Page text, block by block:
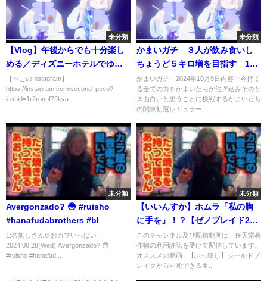
未分類
【Vlog】午後からでも十分楽し
める／ディズニーホテルでゆっ
くりした次の日／2022.1.19東京
ディズニーランドの様子
【ぺこのInstagram】
https://instagram.com/second_peco?
igshid=1r2ronuf79kya ...
未分類
かまいガチ ３人が飲み食いし
ちょうど５キロ増を目指す 10
月9日
かまいガチ 2024年10月9日内容：今持て
る全ての力をかまいたちが注ぎ込みそのと
き面白いと思うことに挑戦するかまいたち
の関東初冠レギュラー...
未分類
Avergonzado? 😳 #ruisho
#hanafudabrothers #bl
1:名無しさん＠おカマいっぱい
2024.08.28(Wed) Avergonzado? 😳
#ruisho #hanafud...
未分類
【いいんすか】ホムラ「私の胸
に手を」！？【ゼノブレイド2】
#Shorts
このチャンネル及び配信動画は、任天堂著
作物の利用許諾を受けて配信しています。
オススメの動画↓ 【ぶっ壊し】シールドブ
レイクから即死できるキ...